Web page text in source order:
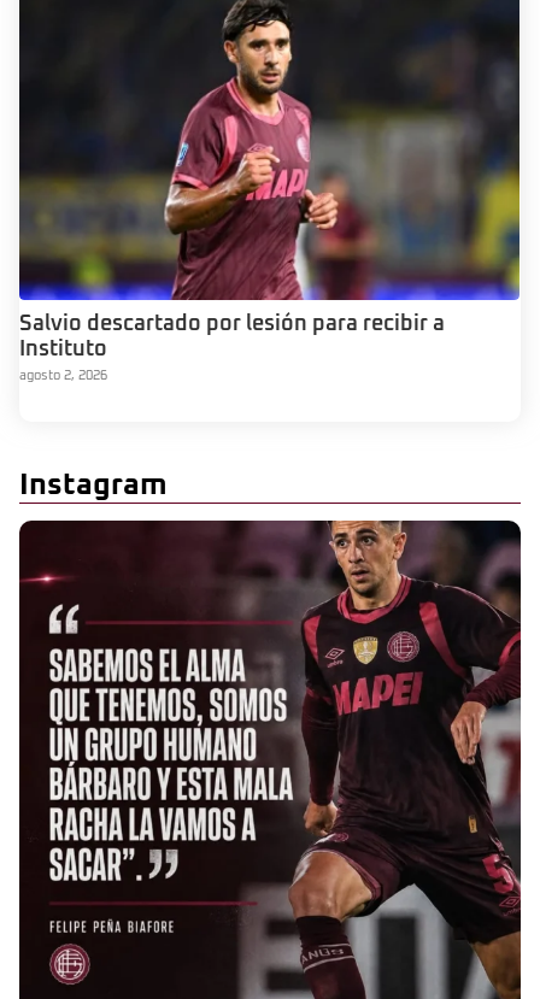
Salvio descartado por lesión para recibir a
Instituto
agosto 2, 2026
Instagram